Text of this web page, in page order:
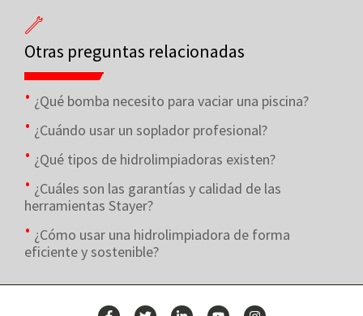
Otras preguntas relacionadas
¿Qué bomba necesito para vaciar una piscina?
¿Cuándo usar un soplador profesional?
¿Qué tipos de hidrolimpiadoras existen?
¿Cuáles son las garantías y calidad de las
herramientas Stayer?
¿Cómo usar una hidrolimpiadora de forma
eficiente y sostenible?